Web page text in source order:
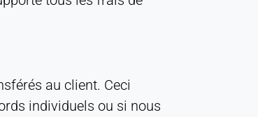
au client. Ceci
individuels ou si nous